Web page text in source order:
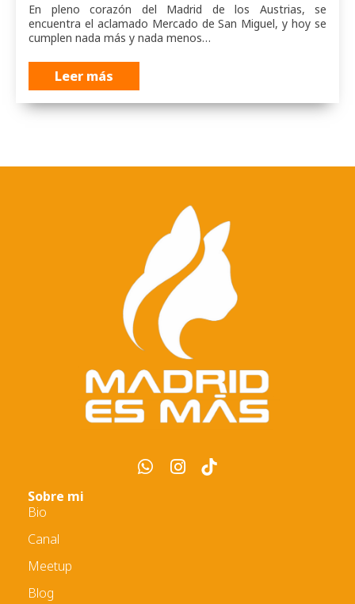
En pleno corazón del Madrid de los Austrias, se
encuentra el aclamado Mercado de San Miguel, y hoy se
cumplen nada más y nada menos…
Leer más
Sobre mi
Bio
Canal
Meetup
Blog